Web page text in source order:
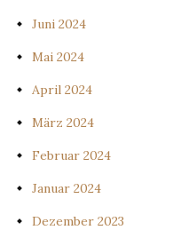
Juni 2024
Mai 2024
April 2024
März 2024
Februar 2024
Januar 2024
Dezember 2023